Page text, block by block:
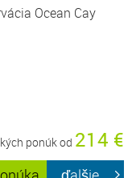
Ocean Cay
ponúk od 214 €